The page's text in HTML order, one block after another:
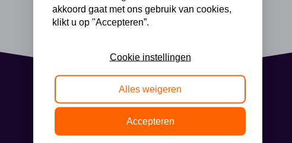
akkoord gaat met ons gebruik van cookies,
klikt u op "Accepteren”.
Cookie instellingen
Alles weigeren
Accepteren